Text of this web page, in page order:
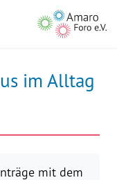
im Alltag
mit dem